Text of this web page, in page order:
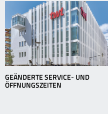
GEÄNDERTE SERVICE- UND
ÖFFNUNGSZEITEN